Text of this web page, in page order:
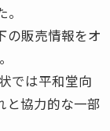
の販売情報をオ
では平和堂向
と協力的な一部